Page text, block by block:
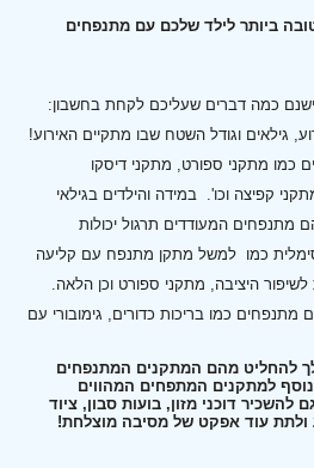
ביותר לילד שלכם עם מתנפחים
כמה דברים שעליכם לקחת בחשבון:
גילאים וגודל השטח שבו מתקיים האירוע!
כמו מתקני ספורט, מתקני דיסקו
קפיצה וכו'. במידה והילדים בגילאי
מתנפחים המעודדים תרגול יכולות
כמו למשל מתקן מתנפח עם קליעה
היציבה, מתקני ספורט וכן הלאה.
מתנפחים כמו בריכות כדורים, גימובורי עם
לך להחליט מהם המתקנים המתנפחים
למתקנים המתפחים המהווים
דוכני מזון, בועות סבון, ציוד
ולתת עוד אפקט של מסיבה מוצלחת!